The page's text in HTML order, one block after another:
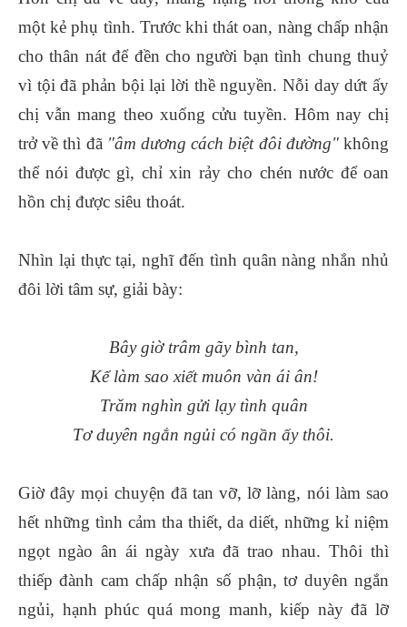
một kẻ phụ tình. Trước khi thát oan, nàng chấp nhận
cho thân nát để đền cho người bạn tình chung thuỷ
vì tội đã phản bội lại lời thề nguyền. Nỗi day dứt ấy
chị vẫn mang theo xuống cửu tuyền. Hôm nay chị
trở về thì đã "âm dương cách biệt đôi đường"không
thể nói được gì, chỉ xin rảy cho chén nước để oan
hồn chị được siêu thoát.
Nhìn lại thực tại, nghĩ đến tình quân nàng nhắn nhủ
đôi lời tâm sự, giải bày:
Bây giờ trâm gãy bình tan,
Kể làm sao xiết muôn vàn ái ân!
Trăm nghìn gửi lạy tình quân
Tơ duyên ngắn ngủi có ngần ấy thôi.
Giờ đây mọi chuyện đã tan vỡ, lỡ làng, nói làm sao
hết những tình cảm tha thiết, da diết, những kỉ niệm
ngọt ngào ân ái ngày xưa đã trao nhau. Thôi thì
thiếp đành cam chấp nhận số phận, tơ duyên ngắn
ngủi, hạnh phúc quá mong manh, kiếp này đã lỡ